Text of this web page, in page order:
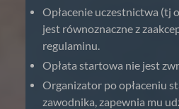
Opłacenie uczestnictwa (tj
jest równoznaczne z
regulaminu.
Opłata startowa nie jest
Organizator po opłaceniu
zawodnika, zapewnia mu